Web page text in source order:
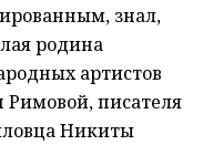
знал,
родина
артистов
Римовой, писателя
Никиты